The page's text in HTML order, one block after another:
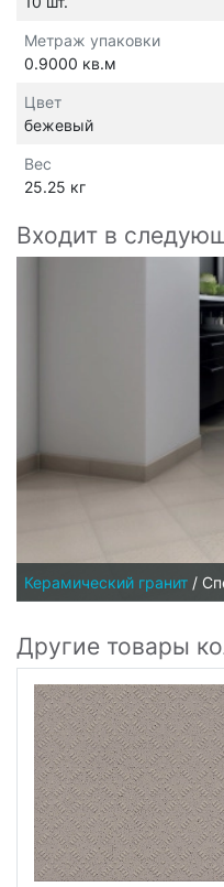
Метраж упаковки
0.9000 кв.м
Цвет
бежевый
Вес
25.25 кг
Входит в
Керамический гранит /
Другие товары